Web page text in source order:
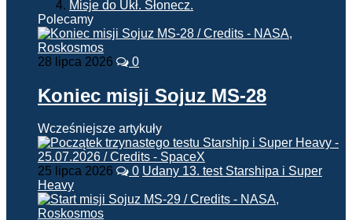
Misje do Ukł. Słonecz.
Polecamy
28 lipca 2026 0
Koniec misji Sojuz MS-28
Wcześniejsze artykuły
25 lipca 2026 0 Udany 13. test Starshipa i Super
Heavy